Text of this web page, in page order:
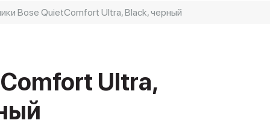
Bose QuietComfort Ultra, Black, черный
Ultra,